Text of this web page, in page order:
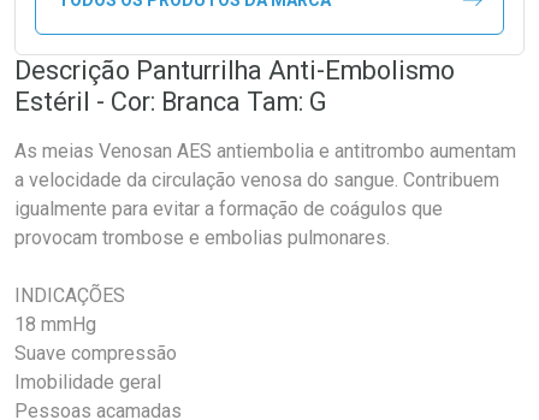
Descrição Panturrilha Anti-Embolismo
Estéril - Cor: Branca Tam: G
As meias Venosan AES antiembolia e antitrombo aumentam
a velocidade da circulação venosa do sangue. Contribuem
igualmente para evitar a formação de coágulos que
provocam trombose e embolias pulmonares.
INDICAÇÕES
18 mmHg
Suave compressão
Imobilidade geral
Pessoas acamadas